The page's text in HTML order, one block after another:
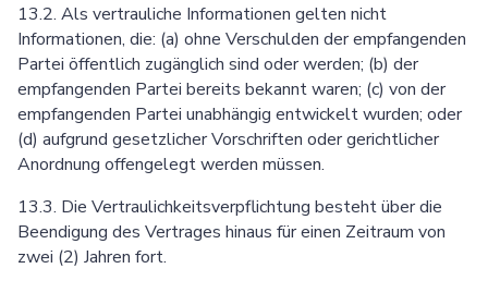
13.2. Als vertrauliche Informationen gelten nicht
Informationen, die: (a) ohne Verschulden der empfangenden
Partei öffentlich zugänglich sind oder werden; (b) der
empfangenden Partei bereits bekannt waren; (c) von der
empfangenden Partei unabhängig entwickelt wurden; oder
(d) aufgrund gesetzlicher Vorschriften oder gerichtlicher
Anordnung offengelegt werden müssen.
13.3. Die Vertraulichkeitsverpflichtung besteht über die
Beendigung des Vertrages hinaus für einen Zeitraum von
zwei (2) Jahren fort.